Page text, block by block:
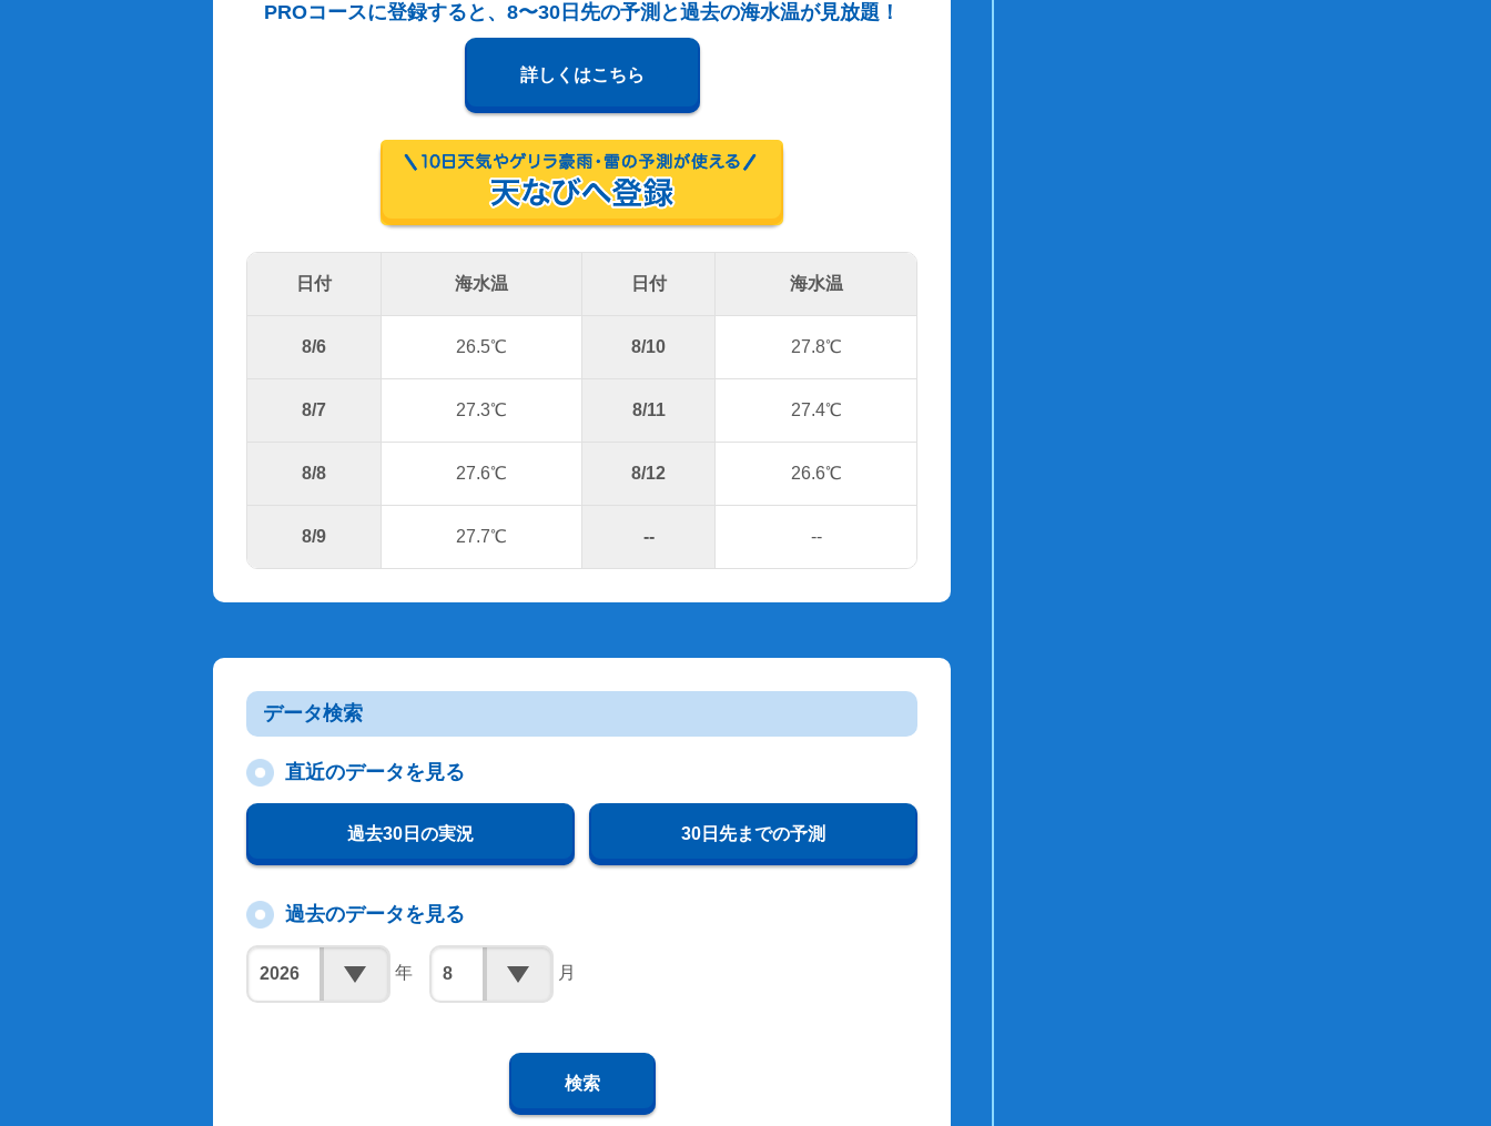
PROコースに登録すると、8〜30日先の予測と過去の海水温が見放題！
詳しくはこちら
日付 海水温 日付 海水温
8/6 26.5℃ 8/10 27.8℃
8/7 27.3℃ 8/11 27.4℃
8/8 27.6℃ 8/12 26.6℃
8/9 27.7℃ -- --
データ検索
直近のデータを見る
過去30日の実況 30日先までの予測
過去のデータを見る
年 月
検索